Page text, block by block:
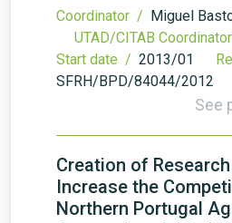
Coordinator / Miguel
UTAD/CITAB
Start date / 2013/01
SFRH/BPD/84044/2012
See
Creation of
Increase the
Northern Portugal